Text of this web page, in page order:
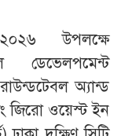
উপলক্ষে
ডেভেলপমেন্ট
অ্যান্ড
জিরো ওয়েস্ট ইন